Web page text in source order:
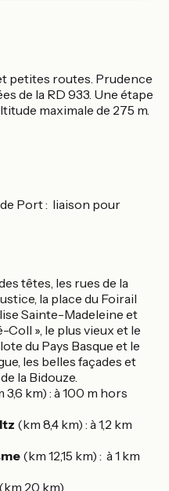
petites routes. Prudence
de la RD 933. Une étape
maximale de 275 m.
de Port : liaison pour
têtes, les rues de la
la place du Foirail
Sainte-Madeleine et
Coll », le plus vieux et le
du Pays Basque et le
les belles façades et
la Bidouze.
3,6 km) : à 100 m hors
(km 8,4 km) : à 1,2 km
(km 12,15 km) : à 1 km
(km 20 km)